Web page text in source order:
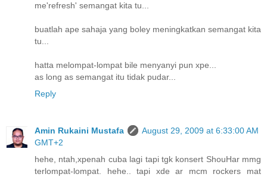
me'refresh' semangat kita tu...
buatlah ape sahaja yang boley meningkatkan semangat kita
tu...
hatta melompat-lompat bile menyanyi pun xpe...
as long as semangat itu tidak pudar...
Reply
Amin Rukaini Mustafa
August 29, 2009 at 6:33:00 AM
GMT+2
hehe, ntah,xpenah cuba lagi tapi tgk konsert ShouHar mmg
terlompat-lompat. hehe.. tapi xde ar mcm rockers mat